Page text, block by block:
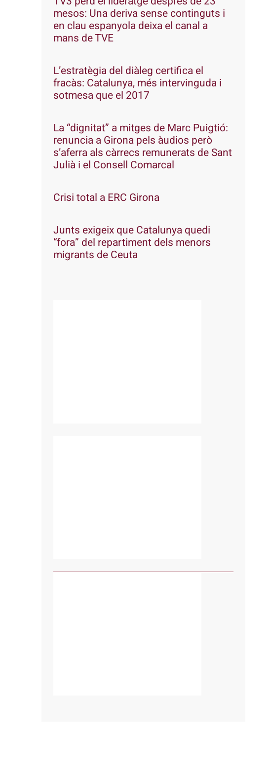
mesos: Una deriva sense continguts i
en clau espanyola deixa el canal a
mans de TVE
L’estratègia del diàleg certifica el
fracàs: Catalunya, més intervinguda i
sotmesa que el 2017
La “dignitat” a mitges de Marc Puigtió:
renuncia a Girona pels àudios però
s’aferra als càrrecs remunerats de Sant
Julià i el Consell Comarcal
Crisi total a ERC Girona
Junts exigeix que Catalunya quedi
“fora” del repartiment dels menors
migrants de Ceuta